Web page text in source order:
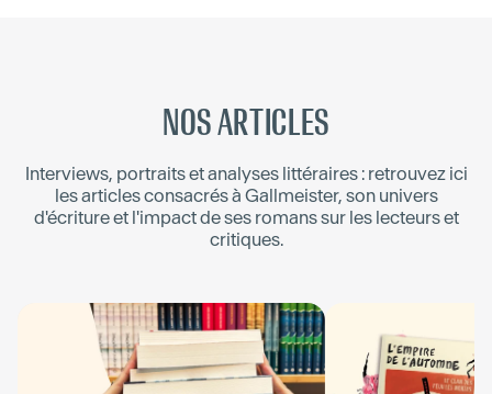
NOS ARTICLES
Interviews, portraits et analyses littéraires : retrouvez ici
les articles consacrés à Gallmeister, son univers
d'écriture et l'impact de ses romans sur les lecteurs et
critiques.